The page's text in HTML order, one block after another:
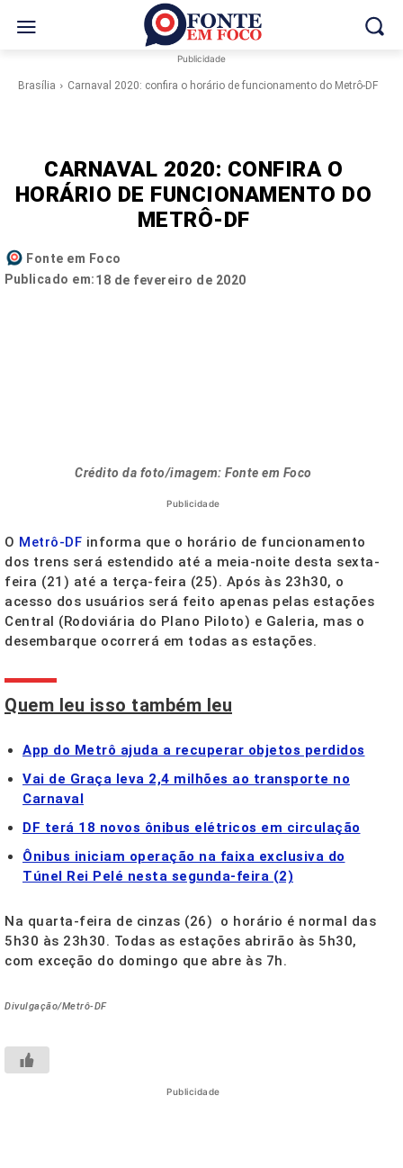
Publicidade
Brasília Carnaval 2020: confira o horário de funcionamento do Metrô-DF
CARNAVAL 2020: CONFIRA O
HORÁRIO DE FUNCIONAMENTO DO
METRÔ-DF
Fonte em Foco
Publicado em:18 de fevereiro de 2020
Crédito da foto/imagem: Fonte em Foco
Publicidade
O Metrô-DF informa que o horário de funcionamento
dos trens será estendido até a meia-noite desta sexta-
feira (21) até a terça-feira (25). Após às 23h30, o
acesso dos usuários será feito apenas pelas estações
Central (Rodoviária do Plano Piloto) e Galeria, mas o
desembarque ocorrerá em todas as estações.
Quem leu isso também leu
App do Metrô ajuda a recuperar objetos perdidos
Vai de Graça leva 2,4 milhões ao transporte no
Carnaval
DF terá 18 novos ônibus elétricos em circulação
Ônibus iniciam operação na faixa exclusiva do
Túnel Rei Pelé nesta segunda-feira (2)
Na quarta-feira de cinzas (26) o horário é normal das
5h30 às 23h30. Todas as estações abrirão às 5h30,
com exceção do domingo que abre às 7h.
Divulgação/Metrô-DF
Publicidade